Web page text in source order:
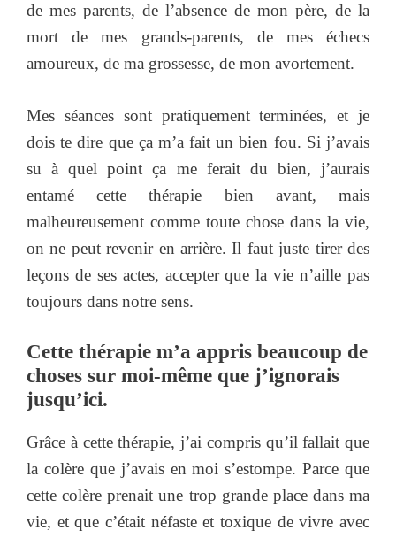
de mes parents, de l’absence de mon père, de la
mort de mes grands-parents, de mes échecs
amoureux, de ma grossesse, de mon avortement.
Mes séances sont pratiquement terminées, et je
dois te dire que ça m’a fait un bien fou. Si j’avais
su à quel point ça me ferait du bien, j’aurais
entamé cette thérapie bien avant, mais
malheureusement comme toute chose dans la vie,
on ne peut revenir en arrière. Il faut juste tirer des
leçons de ses actes, accepter que la vie n’aille pas
toujours dans notre sens.
Cette thérapie m’a appris beaucoup de
choses sur moi-même que j’ignorais
jusqu’ici.
Grâce à cette thérapie, j’ai compris qu’il fallait que
la colère que j’avais en moi s’estompe. Parce que
cette colère prenait une trop grande place dans ma
vie, et que c’était néfaste et toxique de vivre avec